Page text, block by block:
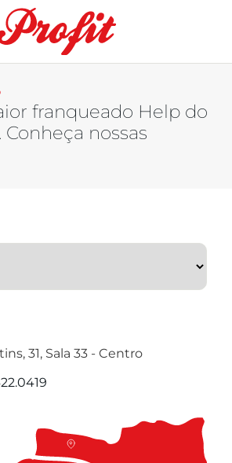
franqueado Help do
Conheça nossas
31, Sala 33 - Centro